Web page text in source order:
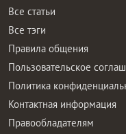
Все статьи
Все тэги
Правила общения
Пользовательское
Политика
Контактная информация
Правообладателям